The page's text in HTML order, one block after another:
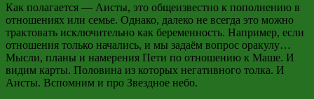
Как полагается — Аисты, это общеизвестно к пополнению в
отношениях или семье. Однако, далеко не всегда это можно
трактовать исключительно как беременность. Например, если
отношения только начались, и мы задаём вопрос оракулу…
Мысли, планы и намерения Пети по отношению к Маше. И
видим карты. Половина из которых негативного толка. И
Аисты. Вспомним и про Звездное небо.